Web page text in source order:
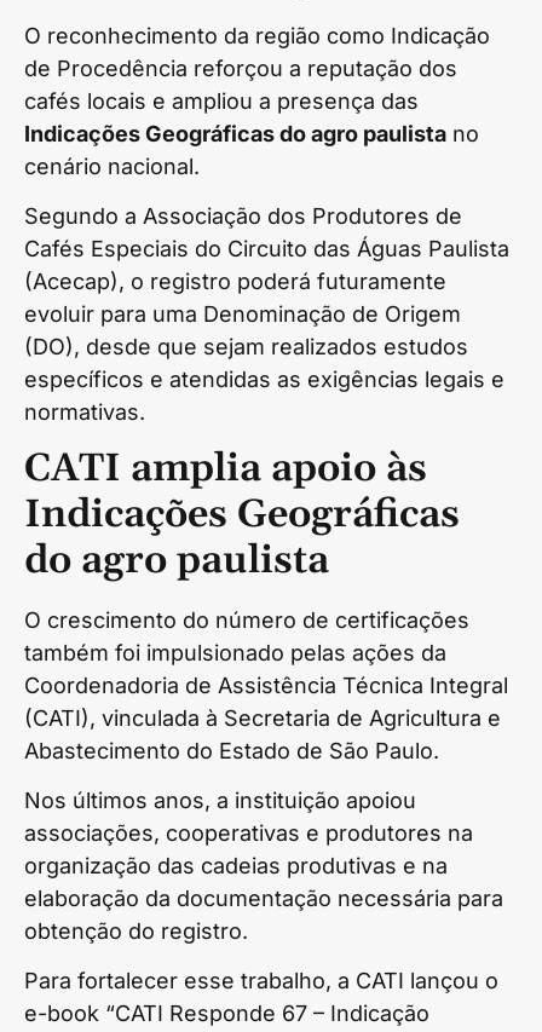
O reconhecimento da região como Indicação
de Procedência reforçou a reputação dos
cafés locais e ampliou a presença das
Indicações Geográficas do agro paulista no
cenário nacional.
Segundo a Associação dos Produtores de
Cafés Especiais do Circuito das Águas Paulista
(Acecap), o registro poderá futuramente
evoluir para uma Denominação de Origem
(DO), desde que sejam realizados estudos
específicos e atendidas as exigências legais e
normativas.
CATI amplia apoio às
Indicações Geográficas
do agro paulista
O crescimento do número de certificações
também foi impulsionado pelas ações da
Coordenadoria de Assistência Técnica Integral
(CATI), vinculada à Secretaria de Agricultura e
Abastecimento do Estado de São Paulo.
Nos últimos anos, a instituição apoiou
associações, cooperativas e produtores na
organização das cadeias produtivas e na
elaboração da documentação necessária para
obtenção do registro.
Para fortalecer esse trabalho, a CATI lançou o
e-book “CATI Responde 67 – Indicação